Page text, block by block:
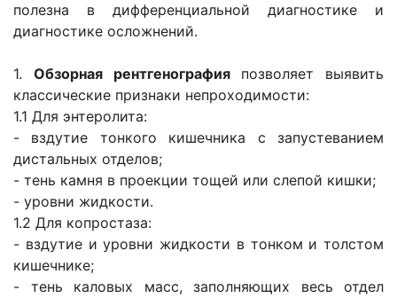
полезна в дифференциальной диагностике и
диагностике осложнений.
1. Обзорная рентгенографияпозволяет выявить
классические признаки непроходимости:
1.1 Для энтеролита:
- вздутие тонкого кишечника с запустеванием
дистальных отделов;
- тень камня в проекции тощей или слепой кишки;
- уровни жидкости.
1.2 Для копростаза:
- вздутие и уровни жидкости в тонком и толстом
кишечнике;
- тень каловых масс, заполняющих весь отдел